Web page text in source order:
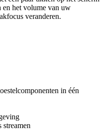
en het volume van uw
veranderen.
in één